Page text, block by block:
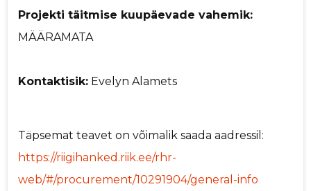
Projekti täitmise kuupäevade vahemik:
MÄÄRAMATA
Kontaktisik: Evelyn Alamets
Täpsemat teavet on võimalik saada aadressil:
https://riigihanked.riik.ee/rhr-
web/#/procurement/10291904/general-info